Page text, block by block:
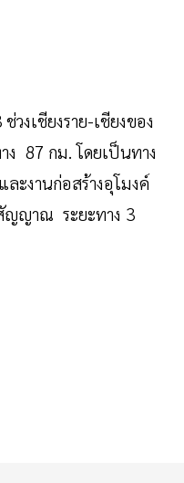
งเชียงราย-เชียงของ
ง 87 กม. โดยเป็นทาง
ะงานก่อสร้างอุโมงค์
ญญาณ ระยะทาง 3